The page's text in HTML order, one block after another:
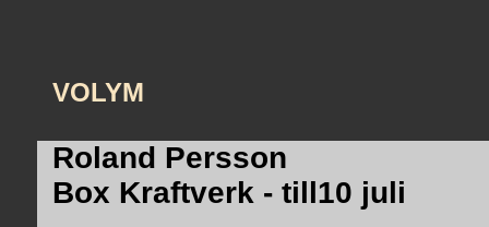
VOLYM
Roland Persson
Box Kraftverk - till10 juli